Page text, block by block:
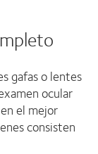
gafas o lentes
ocular
el mejor
consisten